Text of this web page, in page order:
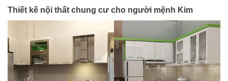
Thiết kế nội thất chung cư cho người mệnh Kim